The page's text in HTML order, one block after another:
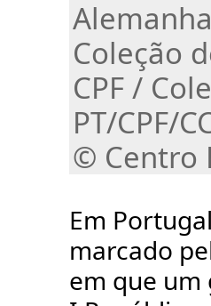
Alemanha
Coleção
CPF /
PT/CPF/
© Centro
Em
marcado
em que um